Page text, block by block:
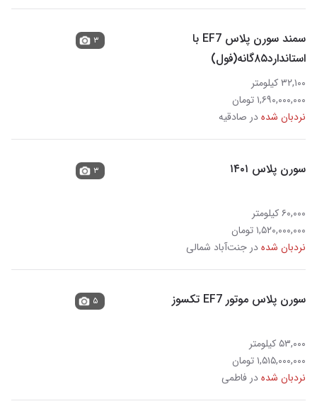
سمند سورن پلاس EF7 با
استاندارد۸۵گانه(فول)
۳۲,۱۰۰ کیلومتر
۱,۶۹۰,۰۰۰,۰۰۰ تومان
نردبان شدهدر صادقیه
۳
سورن پلاس ۱۴۰۱
۶۰,۰۰۰ کیلومتر
۱,۵۲۰,۰۰۰,۰۰۰ تومان
نردبان شدهدر جنت‌آباد شمالی
۳
سورن پلاس موتور EF7 تکسوز
۵۳,۰۰۰ کیلومتر
۱,۵۱۵,۰۰۰,۰۰۰ تومان
نردبان شدهدر فاطمی
۵